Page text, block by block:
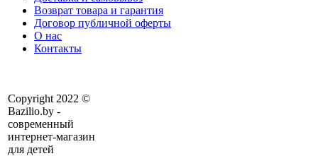
Возврат товара и гарантия
Договор публичной оферты
О нас
Контакты
Copyright 2022 ©
Bazilio.by -
современный
интернет-магазин
для детей